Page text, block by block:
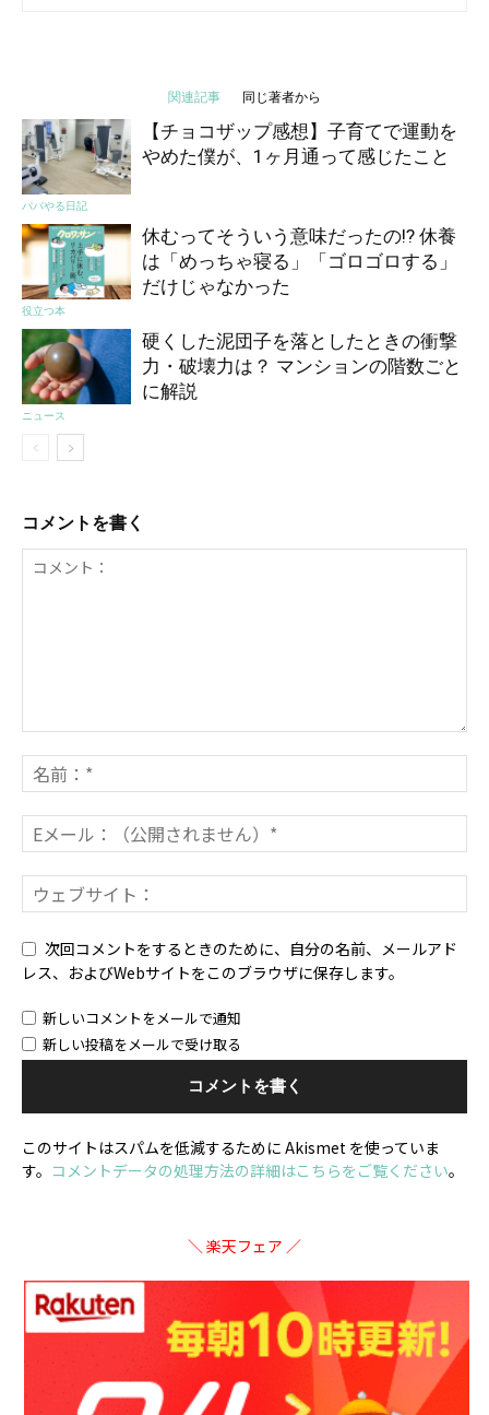
関連記事 同じ著者から
パパやる日記
【チョコザップ感想】子育てで運動を
やめた僕が、1ヶ月通って感じたこと
役立つ本
休むってそういう意味だったの!? 休養
は「めっちゃ寝る」「ゴロゴロする」
だけじゃなかった
ニュース
硬くした泥団子を落としたときの衝撃
力・破壊力は？ マンションの階数ごと
に解説
コメントを書く
次回コメントをするときのために、自分の名前、メールアド
レス、およびWebサイトをこのブラウザに保存します。
新しいコメントをメールで通知
新しい投稿をメールで受け取る
このサイトはスパムを低減するために Akismet を使っていま
す。 コメントデータの処理方法の詳細はこちらをご覧ください。
＼ 楽天フェア ／